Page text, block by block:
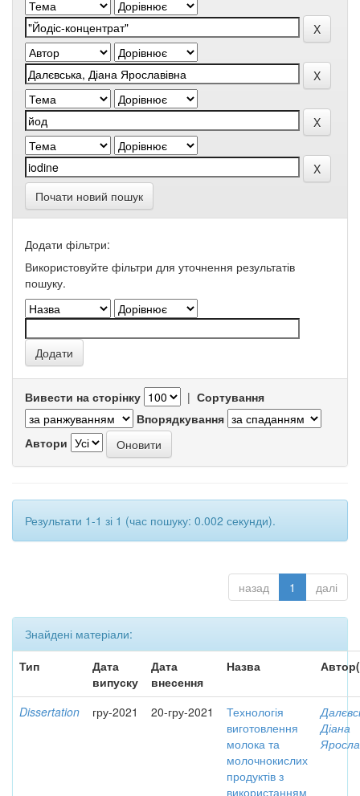
Почати новий пошук
Додати фільтри:
Використовуйте фільтри для уточнення результатів
пошуку.
Вивести на сторінку | Сортування
Впорядкування
Автори
Результати 1-1 зі 1 (час пошуку: 0.002 секунди).
назад 1 далі
Знайдені матеріали:
Тип
Дата
випуску
Дата
внесення
Назва
Dissertation гру-2021 20-гру-2021
Технологія
виготовлення
молока та
молочнокислих
продуктів з
використанням
Діана